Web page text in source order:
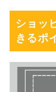
ショッ
きるポ